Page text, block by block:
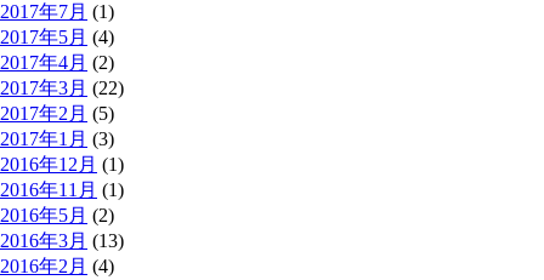
2017年7月 (1)
2017年5月 (4)
2017年4月 (2)
2017年3月 (22)
2017年2月 (5)
2017年1月 (3)
2016年12月 (1)
2016年11月 (1)
2016年5月 (2)
2016年3月 (13)
2016年2月 (4)